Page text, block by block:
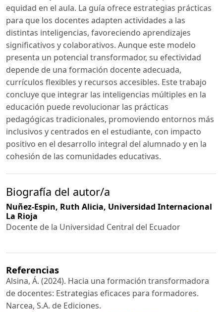
equidad en el aula. La guía ofrece estrategias prácticas
para que los docentes adapten actividades a las
distintas inteligencias, favoreciendo aprendizajes
significativos y colaborativos. Aunque este modelo
presenta un potencial transformador, su efectividad
depende de una formación docente adecuada,
currículos flexibles y recursos accesibles. Este trabajo
concluye que integrar las inteligencias múltiples en la
educación puede revolucionar las prácticas
pedagógicas tradicionales, promoviendo entornos más
inclusivos y centrados en el estudiante, con impacto
positivo en el desarrollo integral del alumnado y en la
cohesión de las comunidades educativas.
Biografía del autor/a
Nuñez-Espin, Ruth Alicia, Universidad Internacional
La Rioja
Docente de la Universidad Central del Ecuador
Referencias
Alsina, Á. (2024). Hacia una formación transformadora
de docentes: Estrategias eficaces para formadores.
Narcea, S.A. de Ediciones.